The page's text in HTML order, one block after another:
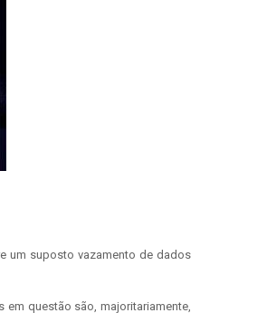
um suposto vazamento de dados
questão são, majoritariamente,